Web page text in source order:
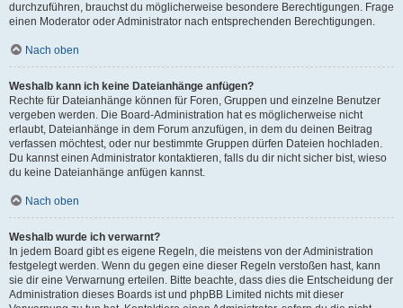
durchzuführen, brauchst du möglicherweise besondere Berechtigungen. Frage
einen Moderator oder Administrator nach entsprechenden Berechtigungen.
Nach oben
Weshalb kann ich keine Dateianhänge anfügen?
Rechte für Dateianhänge können für Foren, Gruppen und einzelne Benutzer
vergeben werden. Die Board-Administration hat es möglicherweise nicht
erlaubt, Dateianhänge in dem Forum anzufügen, in dem du deinen Beitrag
verfassen möchtest, oder nur bestimmte Gruppen dürfen Dateien hochladen.
Du kannst einen Administrator kontaktieren, falls du dir nicht sicher bist, wieso
du keine Dateianhänge anfügen kannst.
Nach oben
Weshalb wurde ich verwarnt?
In jedem Board gibt es eigene Regeln, die meistens von der Administration
festgelegt werden. Wenn du gegen eine dieser Regeln verstoßen hast, kann
sie dir eine Verwarnung erteilen. Bitte beachte, dass dies die Entscheidung der
Administration dieses Boards ist und phpBB Limited nichts mit dieser